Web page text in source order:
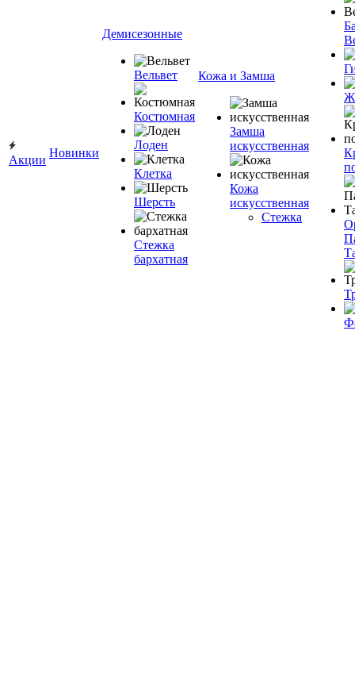
Акции
Новинки
Демисезонные
Вельвет
Костюмная
Лоден
Клетка
Шерсть
Стежка
бархатная
Кожа и Замша
Замша
искусственная
Кожа
искусственная
Стежка